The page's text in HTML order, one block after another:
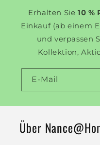
Erhalten Sie 10 %
Einkauf (ab einem
und verpassen
Kollektion,
E-Mail
Über